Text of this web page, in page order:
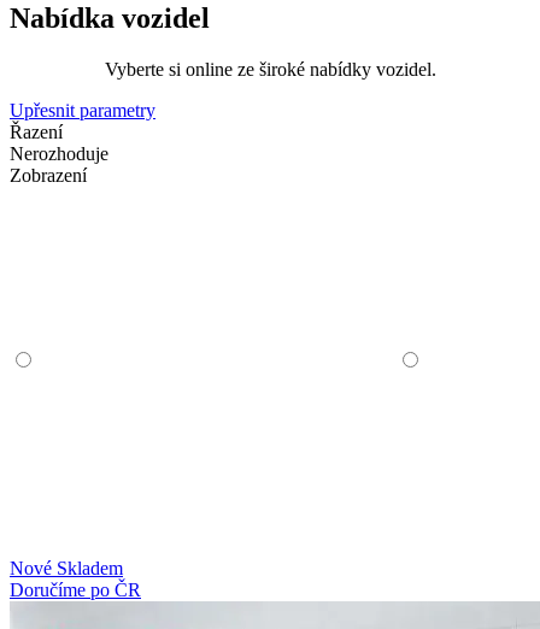
Nabídka vozidel
Vyberte si online ze široké nabídky vozidel.
Upřesnit parametry
Řazení
Nerozhoduje
Zobrazení
Nové Skladem
Doručíme po ČR